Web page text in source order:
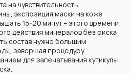
на чувствительность.
экспозиция маски на коже
15-20 минут – этого времени
действия минералов без риска
состав нужно большим
завершая процедуру
для запечатывания кутикулы